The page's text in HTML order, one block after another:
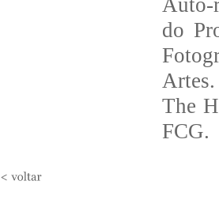
do
The
FCG.